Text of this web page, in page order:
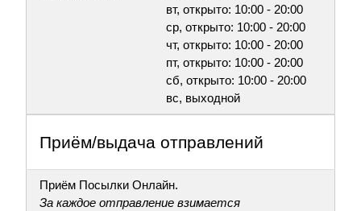
вт, открыто: 10:00 - 20:00
ср, открыто: 10:00 - 20:00
чт, открыто: 10:00 - 20:00
пт, открыто: 10:00 - 20:00
сб, открыто: 10:00 - 20:00
вс, выходной
Приём/выдача отправлений
Приём Посылки Онлайн.
За каждое отправление взимается